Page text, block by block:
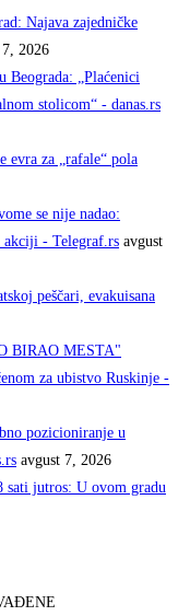
Najava zajedničke
2026
Beograda: „Plaćenici
stolicom“ - danas.rs
evra za „rafale“ pola
se nije nadao:
akciji - Telegraf.rs avgust
peščari, evakuisana
BIRAO MESTA"
za ubistvo Ruskinje -
pozicioniranje u
avgust 7, 2026
sati jutros: U ovom gradu